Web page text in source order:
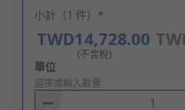
小計（1 件）*
TWD14,728.00
(不含稅)
Add
to
Basket
單位
選擇或輸入數量